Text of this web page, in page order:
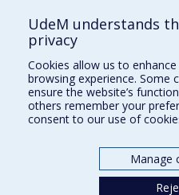
Téléchargez les logos de l'ESPUM
UdeM understands
privacy
Cookies allow us to
browsing experience. Some
ensure the website’s
others remember your
consent to our use of
Manage